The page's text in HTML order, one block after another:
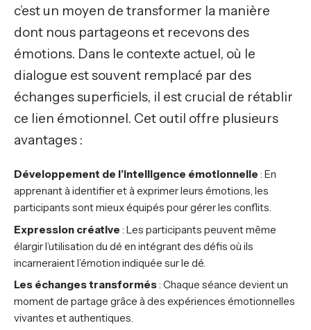
c’est un moyen de transformer la manière
dont nous partageons et recevons des
émotions. Dans le contexte actuel, où le
dialogue est souvent remplacé par des
échanges superficiels, il est crucial de rétablir
ce lien émotionnel. Cet outil offre plusieurs
avantages :
Développement de l’intelligence émotionnelle : En
apprenant à identifier et à exprimer leurs émotions, les
participants sont mieux équipés pour gérer les conflits.
Expression créative : Les participants peuvent même
élargir l’utilisation du dé en intégrant des défis où ils
incarneraient l’émotion indiquée sur le dé.
Les échanges transformés: Chaque séance devient un
moment de partage grâce à des expériences émotionnelles
vivantes et authentiques.